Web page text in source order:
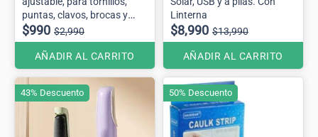
puntas, clavos, brocas y
más
$990 $2,990
AÑADIR AL CARRITO
Linterna
$8,990 $13,990
AÑADIR AL CARRITO
43% Descuento 50% Descuento